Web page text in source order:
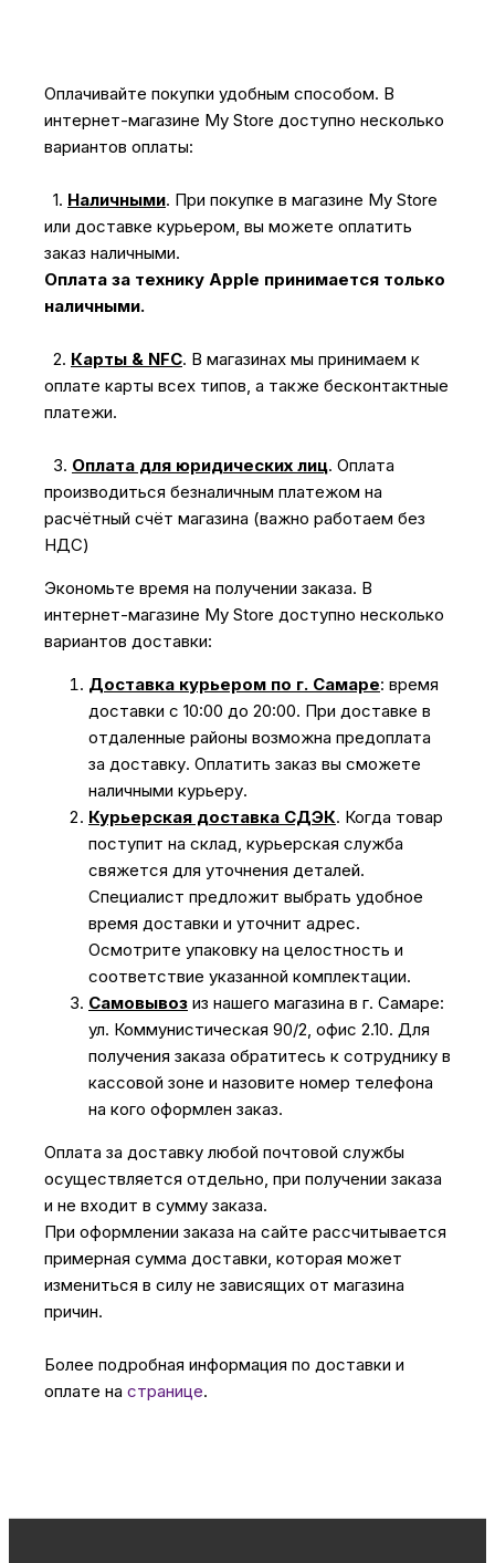
Оплачивайте покупки удобным способом. В
интернет-магазине My Store доступно несколько
вариантов оплаты:
1. Наличными. При покупке в магазине My Store
или доставке курьером, вы можете оплатить
заказ наличными.
Оплата за технику Apple принимается только
наличными.
2. Карты & NFC. В магазинах мы принимаем к
оплате карты всех типов, а также бесконтактные
платежи.
3. Оплата для юридических лиц. Оплата
производиться безналичным платежом на
расчётный счёт магазина (важно работаем без
НДС)
Экономьте время на получении заказа. В
интернет-магазине My Store доступно несколько
вариантов доставки:
Доставка курьером по г. Самаре: время
доставки с 10:00 до 20:00. При доставке в
отдаленные районы возможна предоплата
за доставку. Оплатить заказ вы сможете
наличными курьеру.
Курьерская доставка СДЭК. Когда товар
поступит на склад, курьерская служба
свяжется для уточнения деталей.
Специалист предложит выбрать удобное
время доставки и уточнит адрес.
Осмотрите упаковку на целостность и
соответствие указанной комплектации.
Самовывоз из нашего магазина в г. Самаре:
ул. Коммунистическая 90/2, офис 2.10. Для
получения заказа обратитесь к сотруднику в
кассовой зоне и назовите номер телефона
на кого оформлен заказ.
Оплата за доставку любой почтовой службы
осуществляется отдельно, при получении заказа
и не входит в сумму заказа.
При оформлении заказа на сайте рассчитывается
примерная сумма доставки, которая может
измениться в силу не зависящих от магазина
причин.
Более подробная информация по доставки и
оплате на странице.